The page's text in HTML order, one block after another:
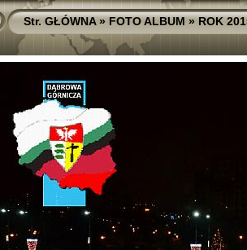
Str. GŁÓWNA»FOTO ALBUM»ROK